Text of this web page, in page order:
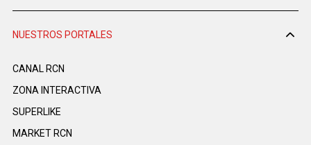
NUESTROS PORTALES
CANAL RCN
ZONA INTERACTIVA
SUPERLIKE
MARKET RCN